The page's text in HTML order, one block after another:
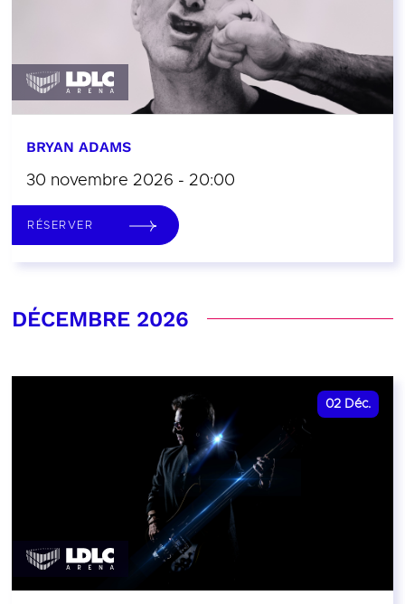
BRYAN ADAMS
30 novembre 2026 - 20:00
RÉSERVER
DÉCEMBRE 2026
02 Déc.